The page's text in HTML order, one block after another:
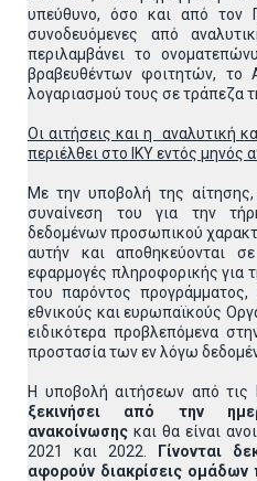
υπεύθυνο, όσο και από τον
συνοδευόμενες από
περιλαμβάνει το
βραβευθέντων φοιτητών,
λογαριασμού τους σε τράπεζα
Οι αιτήσεις και η αναλυτική
περιέλθει στο ΙΚΥ εντός μηνός
Με την υποβολή της
συναίνεση του για την
δεδομένων προσωπικού
αυτήν και αποθηκεύονται
εφαρμογές πληροφορικής για
του παρόντος προγράμματος,
εθνικούς και ευρωπαϊκούς
ειδικότερα προβλεπόμενα
προστασία των εν λόγω
Η υποβολή αιτήσεων από τις
ξεκινήσει από την
ανακοίνωσης και θα είναι
2021 και 2022.
Γίνονται
αφορούν διακρίσεις ομάδων